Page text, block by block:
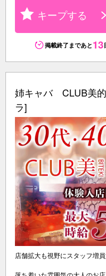
キープする
掲載終了まであと13
姉キャバ CLUB美
ラ]
店舗拡大も視野にスタッフ増